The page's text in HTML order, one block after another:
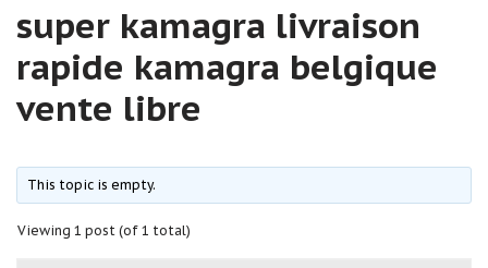
super kamagra livraison
rapide kamagra belgique
vente libre
This topic is empty.
Viewing 1 post (of 1 total)